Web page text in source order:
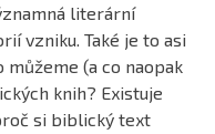
literární
vzniku. Také je to asi
můžeme (a co naopak
knih? Existuje
si biblický text